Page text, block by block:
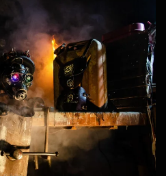
ZOOM